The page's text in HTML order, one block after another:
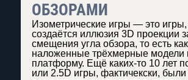
ОБЗОРАМИ
Изометрические игры — это
создаётся иллюзия 3D проекции
смещения угла обзора, то есть
наложенные трёхмерные модели
платформу. Ещё каких-то 10 лет
или 2.5D игры, фактичекски,